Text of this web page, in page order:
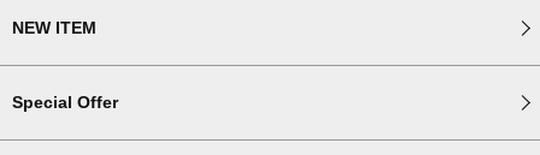
NEW ITEM
Special Offer